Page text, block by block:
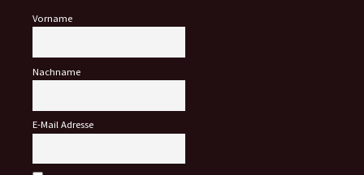
Vorname
Nachname
E-Mail Adresse